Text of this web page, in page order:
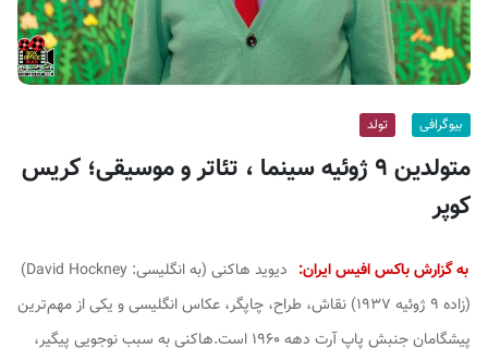
بیوگرافی تولد
متولدین ۹ ژوئیه سینما ، تئاتر و موسیقی؛ کریس
کوپر
به گزارش باکس افیس ایران: دیوید هاکنی (به انگلیسی: David Hockney
)
(زاده ۹ ژوئیه ۱۹۳۷) نقاش، طراح، چاپگر، عکاس انگلیسی و یکی از مهم‌ترین
پیشگامان جنبش پاپ آرت دهه ۱۹۶۰ است.هاکنی به سبب نوجویی پیگیر،